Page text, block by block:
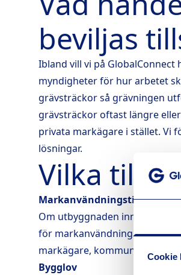
Cookie
beviljas
Ibland vill vi på
myndigheter för hur arbetet
grävsträckor så grävningen
grävsträckor oftast längre
privata markägare i stället. Vi
lösningar.
Vilka
Markanvändningstillstånd
Om utbyggnaden innebär
för markanvändning
markägare, kommunen,
Bygglov